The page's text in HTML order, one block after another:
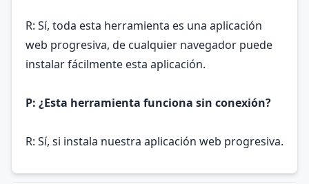
R: Sí, toda esta herramienta es una aplicación
web progresiva, de cualquier navegador puede
instalar fácilmente esta aplicación.
P: ¿Esta herramienta funciona sin conexión?
R: Sí, si instala nuestra aplicación web progresiva.